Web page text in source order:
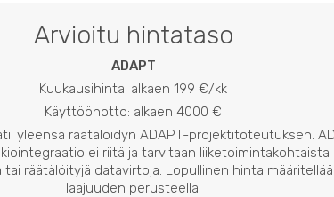
Arvioitu hintataso
ADAPT
Kuukausihinta: alkaen 199 €/kk
Käyttöönotto: alkaen 4000 €
yleensä räätälöidyn ADAPT-projektitoteutuksen.
ei riitä ja tarvitaan liiketoimintakohtaista
tai räätälöityjä datavirtoja. Lopullinen hinta
laajuuden perusteella.